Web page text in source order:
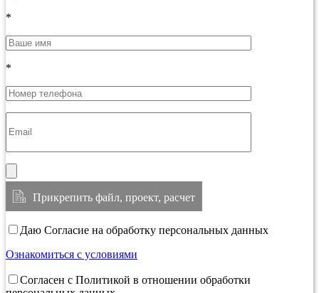
*
*
Прикрепить файл, проект, расчет
Даю Согласие на обработку персональных данных
Ознакомиться с условиями
Согласен с Политикой в отношении обработки